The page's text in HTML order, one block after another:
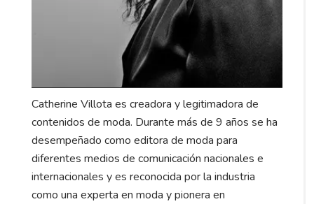
Catherine Villota es creadora y legitimadora de
contenidos de moda. Durante más de 9 años se ha
desempeñado como editora de moda para
diferentes medios de comunicación nacionales e
internacionales y es reconocida por la industria
como una experta en moda y pionera en